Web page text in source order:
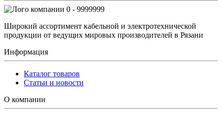
0 - 9999999
Широкий ассортимент кабельной и электротехнической
продукции от ведущих мировых производителей в Рязани
Информация
Каталог товаров
Статьи и новости
О компании